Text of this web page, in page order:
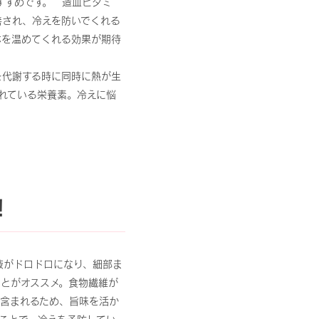
れ、冷えを防いでくれる
温めてくれる効果が期待
謝する時に同時に熱が生
ている栄養素。冷えに悩
ドロドロになり、細部ま
がオススメ。食物繊維が
まれるため、旨味を活か